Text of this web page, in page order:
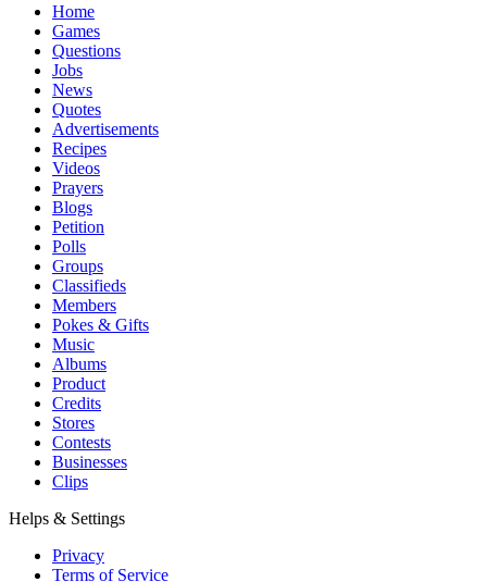
Home
Games
Questions
Jobs
News
Quotes
Advertisements
Recipes
Videos
Prayers
Blogs
Petition
Polls
Groups
Classifieds
Members
Pokes & Gifts
Music
Albums
Product
Credits
Stores
Contests
Businesses
Clips
Helps & Settings
Privacy
Terms of Service